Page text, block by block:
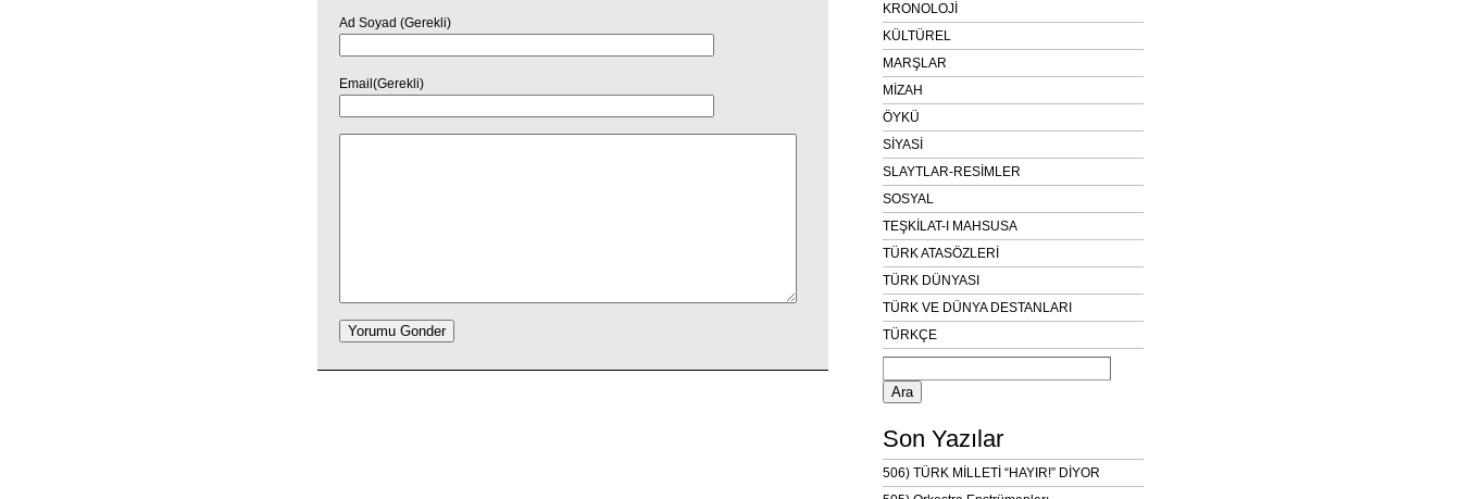
Ad Soyad (Gerekli)
Email(Gerekli)
KRONOLOJİ
KÜLTÜREL
MARŞLAR
MİZAH
ÖYKÜ
SİYASİ
SLAYTLAR-RESİMLER
SOSYAL
TEŞKİLAT-I MAHSUSA
TÜRK ATASÖZLERİ
TÜRK DÜNYASI
TÜRK VE DÜNYA DESTANLARI
TÜRKÇE
Arama:
Son Yazılar
506) TÜRK MİLLETİ “HAYIR!” DİYOR